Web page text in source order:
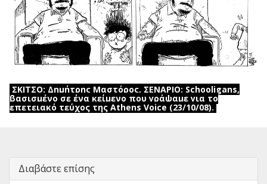
ΣΚΙΤΣΟ: Δημήτρης Μαστόρος, ΣΕΝΑΡΙΟ: Schooligans,
βασισμένο σε ένα κείμενο που γράψαμε για το
επετειακό τεύχος της Athens Voice (23/10/08).
Διαβάστε επίσης